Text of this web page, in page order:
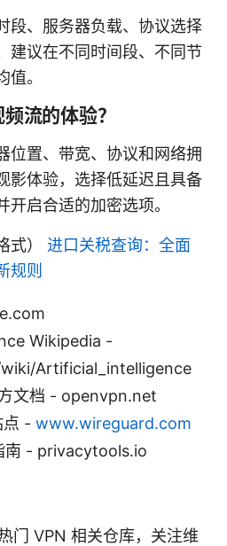
段、服务器负载、协议选择
建议在不同时间段、不同节
。
流的体验？
位置、带宽、协议和网络拥
影体验，选择低延迟且具备
启合适的加密选项。
式） 进口关税查询：全面
规则
Wikipedia -
Artificial_intelligence
文档 - openvpn.net
点 - www.wireguard.com
南 - privacytools.io
门 VPN 相关仓库，关注维